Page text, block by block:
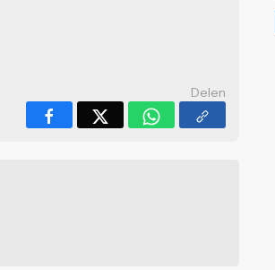
Delen